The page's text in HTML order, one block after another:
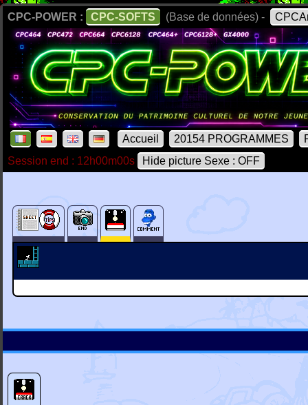
CPC-POWER : CPC-SOFTS (Base de données) -
Accueil 20154 PROGRAMMES
Session end : 12h00m00s
Hide picture Sexe : OFF